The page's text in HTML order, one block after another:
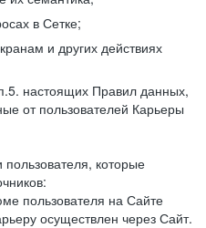
в Сетке;
и других действиях
настоящих Правил данных,
от пользователей Карьеры
которые
пользователя на Сайте
осуществлен через Сайт.